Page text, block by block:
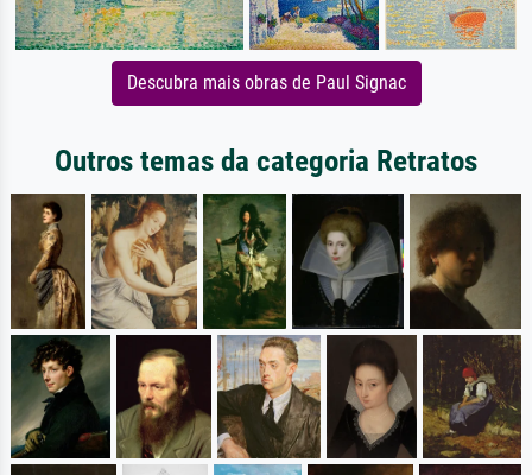
Descubra mais obras de Paul Signac
Outros temas da categoria Retratos